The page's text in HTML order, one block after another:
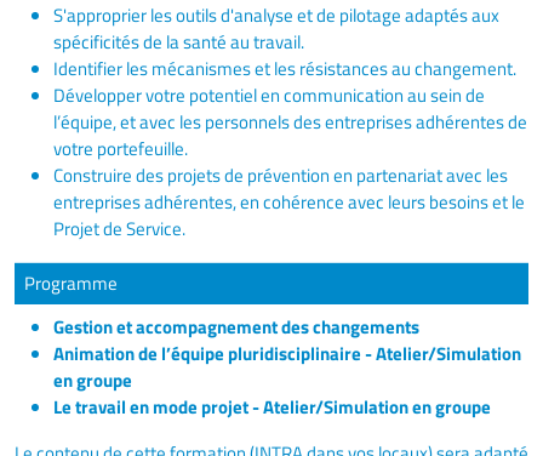
S'approprier les outils d'analyse et de pilotage adaptés aux
spécificités de la santé au travail.
Identifier les mécanismes et les résistances au changement.
Développer votre potentiel en communication au sein de
l’équipe, et avec les personnels des entreprises adhérentes de
votre portefeuille.
Construire des projets de prévention en partenariat avec les
entreprises adhérentes, en cohérence avec leurs besoins et le
Projet de Service.
Programme
Gestion et accompagnement des changements
Animation de l’équipe pluridisciplinaire - Atelier/Simulation
en groupe
Le travail en mode projet - Atelier/Simulation en groupe